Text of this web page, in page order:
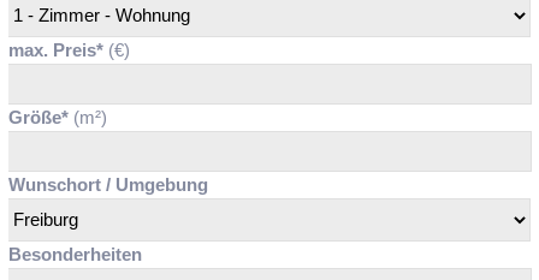
max. Preis* (€)
Größe* (m²)
Wunschort / Umgebung
Besonderheiten